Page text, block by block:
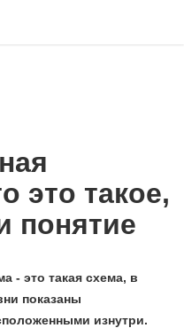
это такое,
понятие
- это такая схема, в
показаны
изнутри.